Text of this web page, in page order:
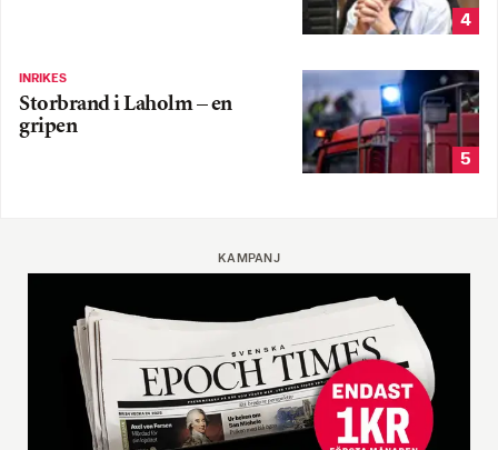
4
INRIKES
Storbrand i Laholm – en
gripen
5
KAMPANJ